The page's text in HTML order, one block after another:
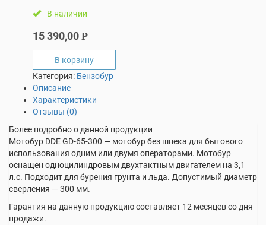
В наличии
15 390,00 Р
В корзину
Категория: Бензобур
Описание
Характеристики
Отзывы (0)
Более подробно о данной продукции
Мотобур DDE GD-65-300 — мотобур без шнека для бытового
использования одним или двумя операторами. Мотобур
оснащен одноцилиндровым двухтактным двигателем на 3,1
л.с. Подходит для бурения грунта и льда. Допустимый диаметр
сверления — 300 мм.
Гарантия на данную продукцию составляет 12 месяцев со дня
продажи.